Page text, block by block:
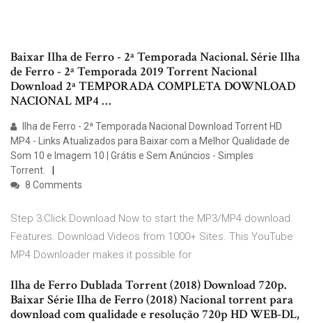
Baixar Ilha de Ferro - 2ª Temporada Nacional. Série Ilha
de Ferro - 2ª Temporada 2019 Torrent Nacional
Download 2ª TEMPORADA COMPLETA DOWNLOAD
NACIONAL MP4 …
Ilha de Ferro - 2ª Temporada Nacional Download Torrent HD
MP4 - Links Atualizados para Baixar com a Melhor Qualidade de
Som 10 e Imagem 10 | Grátis e Sem Anúncios - Simples
Torrent.
8 Comments
Step 3:Click Download Now to start the MP3/MP4 download.
Features. Download Videos from 1000+ Sites. This YouTube
MP4 Downloader makes it possible for
Ilha de Ferro Dublada Torrent (2018) Download 720p.
Baixar Série Ilha de Ferro (2018) Nacional torrent para
download com qualidade e resolução 720p HD WEB-DL,